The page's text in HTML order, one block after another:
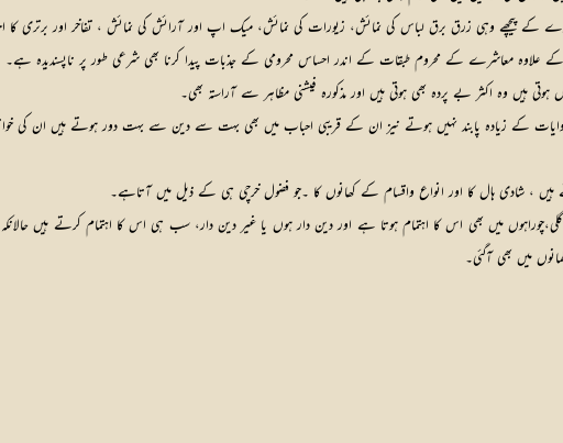
کے پیچھے وہی زرق برق لباس کی نمائش، زیورات کی نمائش، میک اپ اور آرائش کی نمائش ، تفاخر اور برتری کا
کے علاوہ معاشرے کے محروم طبقات کے اندر احساس محرومی کے جذبات پیدا کرنا بھی شرعی طور پر ناپسندیدہ ہے۔
ہیں وہ اکثر بے پردہ بھی ہوتی ہیں اور مذکورہ فیشنی مظاہر سے آراستہ بھی۔
کے زیادہ پابند نہیں ہوتے نیز ان کے قریبی احباب میں بھی بہت سے دین سے بہت دور ہوتے ہیں ان کی
، شادی ہال کا اور انواع واقسام کے کھانوں کا ۔جو فضول خرچی ہی کے ذیل میں آتاہے۔
میں بھی اس کا اہتمام ہوتا ہے اور دین دار ہوں یا غیر دین دار، سب ہی اس کا اہتمام کرتے ہیں حالانکہ
میں بھی آگئی۔